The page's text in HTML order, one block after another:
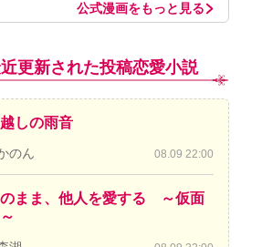
公式漫画をもっと見る
更新された投稿恋愛小説
しの雨音
のん 08.09 22:00
まま、他人を愛する ～仮面